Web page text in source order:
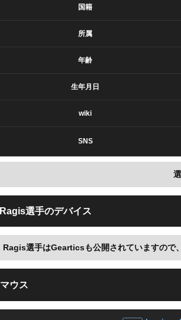
国籍
所属
年齢
生年月日
wiki
SNS
Ragis選手のデバイス
Ragis選手はGearticsも公開されていますので
マウス